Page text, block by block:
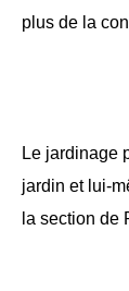
plus de la
Le jardinage
jardin et lui-
la section de